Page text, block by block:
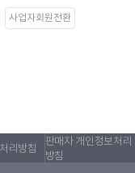
사업자회원전환
리방침
판매자 개인정보처리
방침